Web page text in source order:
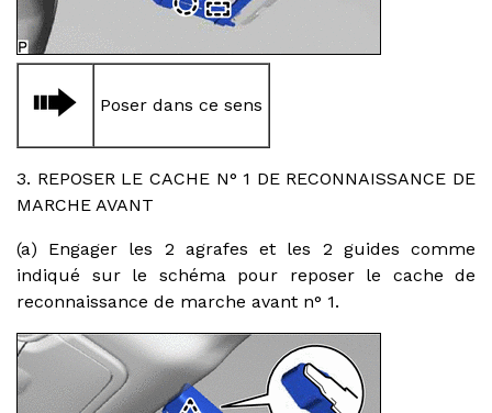
Poser dans ce sens
3. REPOSER LE CACHE N° 1 DE RECONNAISSANCE DE
MARCHE AVANT
(a) Engager les 2 agrafes et les 2 guides comme
indiqué sur le schéma pour reposer le cache de
reconnaissance de marche avant n° 1.